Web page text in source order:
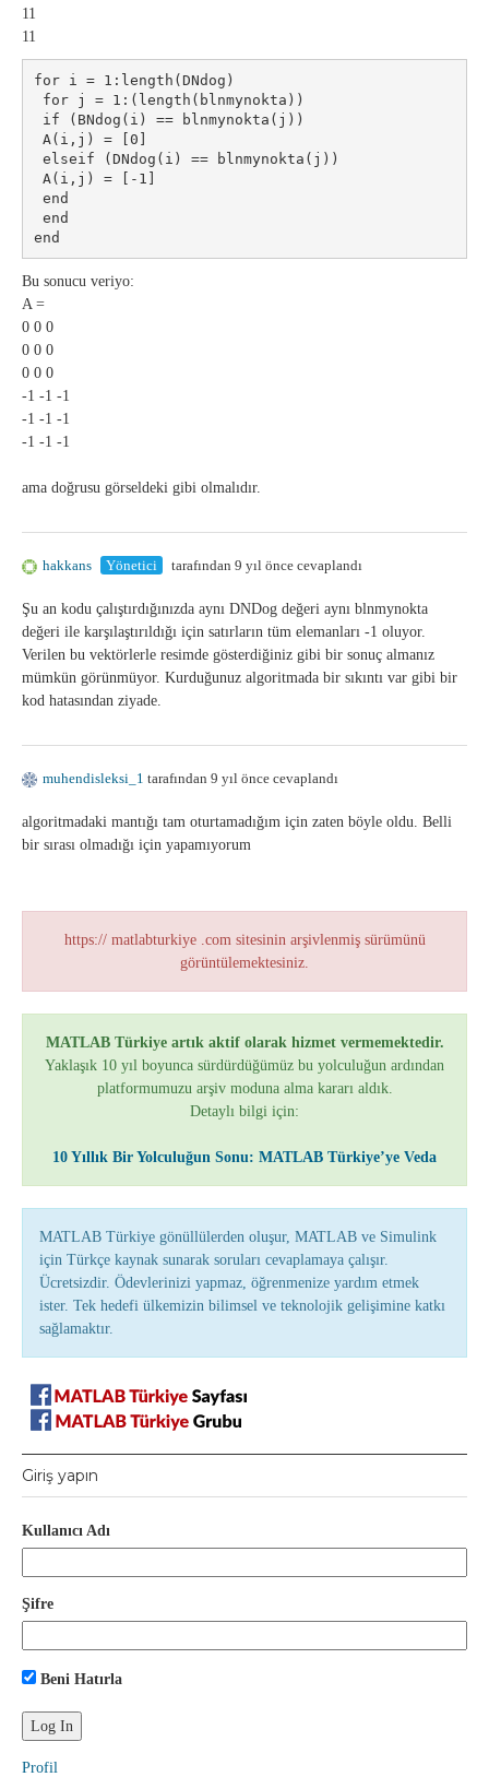
11
11
for i = 1:length(DNdog)
for j = 1:(length(blnmynokta))
if (BNdog(i) == blnmynokta(j))
A(i,j) = [0]
elseif (DNdog(i) == blnmynokta(j))
A(i,j) = [-1]
end
end
end
Bu sonucu veriyo:
A =
0 0 0
0 0 0
0 0 0
-1 -1 -1
-1 -1 -1
-1 -1 -1
ama doğrusu görseldeki gibi olmalıdır.
hakkans Yönetici tarafından 9 yıl önce cevaplandı
Şu an kodu çalıştırdığınızda aynı DNDog değeri aynı blnmynokta
değeri ile karşılaştırıldığı için satırların tüm elemanları -1 oluyor.
Verilen bu vektörlerle resimde gösterdiğiniz gibi bir sonuç almanız
mümkün görünmüyor. Kurduğunuz algoritmada bir sıkıntı var gibi bir
kod hatasından ziyade.
muhendisleksi_1 tarafından 9 yıl önce cevaplandı
algoritmadaki mantığı tam oturtamadığım için zaten böyle oldu. Belli
bir sırası olmadığı için yapamıyorum
https:// matlabturkiye .com sitesinin arşivlenmiş sürümünü
görüntülemektesiniz.
MATLAB Türkiye artık aktif olarak hizmet vermemektedir.
Yaklaşık 10 yıl boyunca sürdürdüğümüz bu yolculuğun ardından
platformumuzu arşiv moduna alma kararı aldık.
Detaylı bilgi için:
10 Yıllık Bir Yolculuğun Sonu: MATLAB Türkiye’ye Veda
MATLAB Türkiye gönüllülerden oluşur, MATLAB ve Simulink
için Türkçe kaynak sunarak soruları cevaplamaya çalışır.
Ücretsizdir. Ödevlerinizi yapmaz, öğrenmenize yardım etmek
ister. Tek hedefi ülkemizin bilimsel ve teknolojik gelişimine katkı
sağlamaktır.
Giriş yapın
Kullanıcı Adı
Şifre
Beni Hatırla
Profil